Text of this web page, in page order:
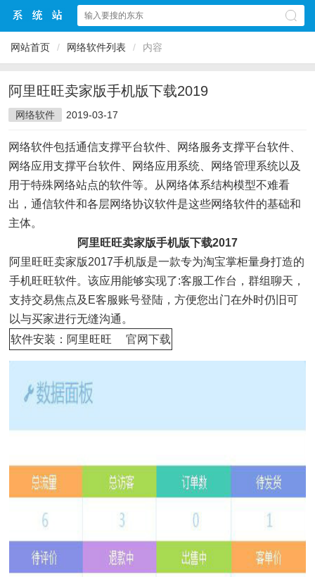
网站首页 / 网络软件列表 / 内容
阿里旺旺卖家版手机版下载2019
网络软件 2019-03-17
网络软件包括通信支撑平台软件、网络服务支撑平台软件、
网络应用支撑平台软件、网络应用系统、网络管理系统以及
用于特殊网络站点的软件等。从网络体系结构模型不难看
出，通信软件和各层网络协议软件是这些网络软件的基础和
主体。
阿里旺旺卖家版手机版下载2017
阿里旺旺卖家版2017手机版是一款专为淘宝掌柜量身打造的
手机旺旺软件。该应用能够实现了:客服工作台，群组聊天，
支持交易焦点及E客服账号登陆，方便您出门在外时仍旧可
以与买家进行无缝沟通。
软件安装：阿里旺旺 官网下载